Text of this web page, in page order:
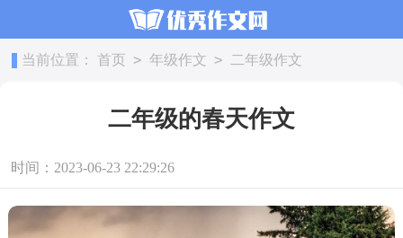
当前位置： 首页 > 年级作文 > 二年级作文
二年级的春天作文
时间：2023-06-23 22:29:26